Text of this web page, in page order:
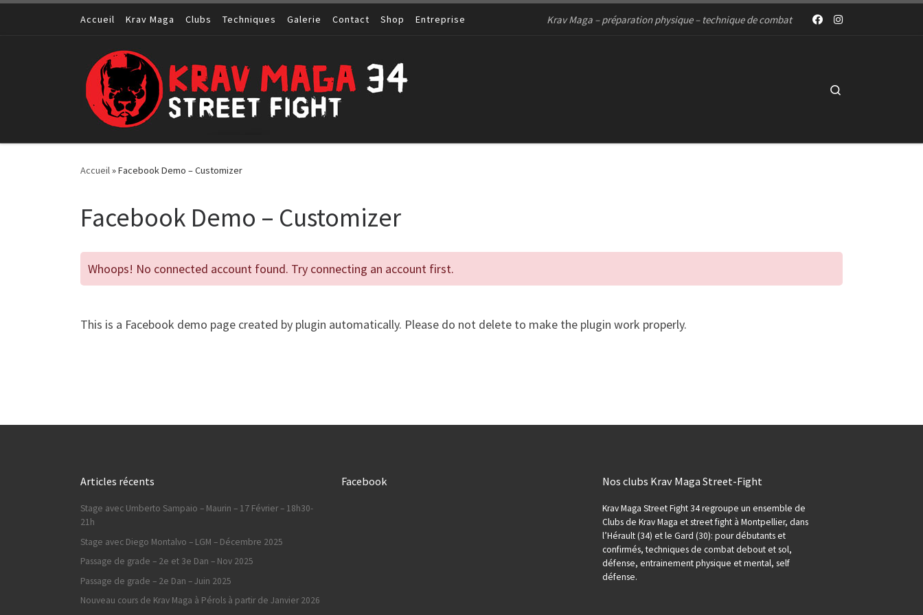
Passer au contenuAccueil Krav Maga Clubs Techniques Galerie Contact Shop Entreprise Krav Maga – préparation physique – technique de combat
Accueil»Facebook Demo – Customizer
Facebook Demo – Customizer
Whoops! No connected account found. Try connecting an account first.
This is a Facebook demo page created by plugin automatically. Please do not delete to make the plugin work properly.
Articles récents
Stage avec Umberto Sampaio – Maurin – 17 Février – 18h30-
21h
Stage avec Diego Montalvo – LGM – Décembre 2025
Passage de grade – 2e et 3e Dan – Nov 2025
Passage de grade – 2e Dan – Juin 2025
Nouveau cours de Krav Maga à Pérols à partir de Janvier 2026
Facebook Nos clubs Krav Maga Street-Fight
Krav Maga Street Fight 34 regroupe un ensemble de
Clubs de Krav Maga et street fight à Montpellier, dans
l’Hérault (34) et le Gard (30): pour débutants et
confirmés, techniques de combat debout et sol,
défense, entrainement physique et mental, self
défense.